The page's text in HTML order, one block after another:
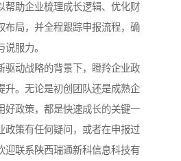
帮助企业梳理成长逻辑、优化财
布局，并全程跟踪申报流程，确
服力。
驱动战略的背景下，瞪羚企业政
升。无论是初创团队还是成熟企
好政策，都是快速成长的关键一
政策有任何疑问，或者在申报过
迎联系陕西瑞通新科信息科技有